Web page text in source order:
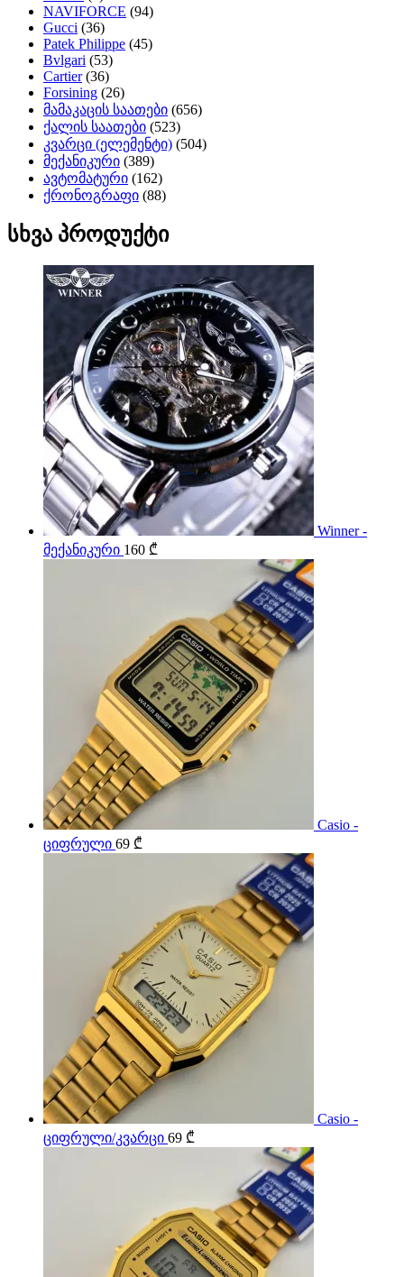
NAVIFORCE (94)
Gucci (36)
Patek Philippe (45)
Bvlgari (53)
Cartier (36)
Forsining (26)
მამაკაცის საათები (656)
ქალის საათები (523)
კვარცი (ელემენტი) (504)
მექანიკური (389)
ავტომატური (162)
ქრონოგრაფი (88)
სხვა პროდუქტი
Winner -
მექანიკური 160 ₾
Casio -
ციფრული 69 ₾
Casio -
ციფრული/კვარცი 69 ₾